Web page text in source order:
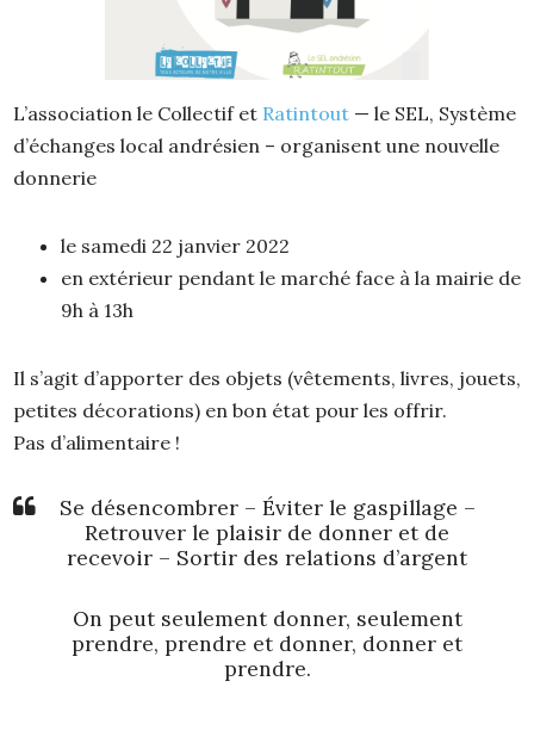
L’association le Collectif et Ratintout — le SEL, Système
d’échanges local andrésien – organisent une nouvelle
donnerie
le samedi 22 janvier 2022
en extérieur pendant le marché face à la mairie de
9h à 13h
Il s’agit d’apporter des objets (vêtements, livres, jouets,
petites décorations) en bon état pour les offrir.
Pas d’alimentaire !
Se désencombrer – Éviter le gaspillage –
Retrouver le plaisir de donner et de
recevoir – Sortir des relations d’argent
On peut seulement donner, seulement
prendre, prendre et donner, donner et
prendre.